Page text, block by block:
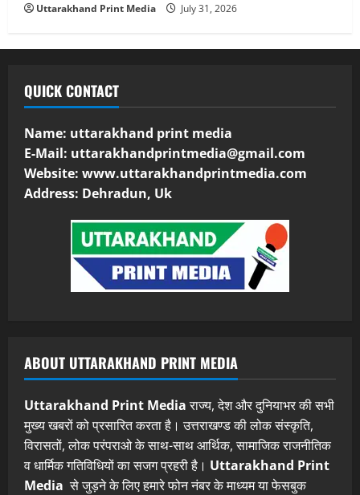
Uttarakhand Print Media July 31, 2026
QUICK CONTACT
Name: uttarakhand print media
E-Mail: uttarakhandprintmedia@gmail.com
Website: www.uttarakhandprintmedia.com
Address: Dehradun, Uk
ABOUT UTTARAKHAND PRINT MEDIA
Uttarakhand Print Mediaराज्य, देश और दुनियाभर की सभी
मुख्य खबरों को प्रसारित करता है। उत्तराखण्ड की लोक संस्कृति,
विरासतों, लोक परंपराओ के साथ-साथ आर्थिक, सामाजिक राजनीतिक
व धार्मिक गतिविधियों का सजग प्रहरी है। Uttarakhand Print
Media से जुड़ने के लिए हमारे फोन नंबर के माध्यम या फेसबुक